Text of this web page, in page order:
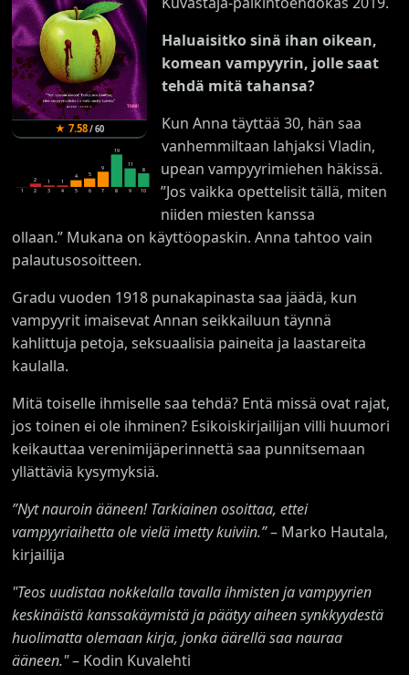
★7.58/60
1
2
2
1
3
1
4
4
5
5
6
9
7
19
8
11
9
8
10
Haluaisitko sinä ihan oikean,
komean vampyyrin, jolle saat
tehdä mitä tahansa?
Kun Anna täyttää 30, hän saa
vanhemmiltaan lahjaksi Vladin,
upean vampyyrimiehen häkissä.
”Jos vaikka opettelisit tällä, miten
niiden miesten kanssa
ollaan.” Mukana on käyttöopaskin. Anna tahtoo vain
palautusosoitteen.
Gradu vuoden 1918 punakapinasta saa jäädä, kun
vampyyrit imaisevat Annan seikkailuun täynnä
kahlittuja petoja, seksuaalisia paineita ja laastareita
kaulalla.
Mitä toiselle ihmiselle saa tehdä? Entä missä ovat rajat,
jos toinen ei ole ihminen? Esikoiskirjailijan villi huumori
keikauttaa verenimijäperinnettä saa punnitsemaan
yllättäviä kysymyksiä.
”Nyt nauroin ääneen! Tarkiainen osoittaa, ettei
vampyyriaihetta ole vielä imetty kuiviin.”– Marko Hautala,
kirjailija
"Teos uudistaa nokkelalla tavalla ihmisten ja vampyyrien
keskinäistä kanssakäymistä ja päätyy aiheen synkkyydestä
huolimatta olemaan kirja, jonka äärellä saa nauraa
ääneen."– Kodin Kuvalehti